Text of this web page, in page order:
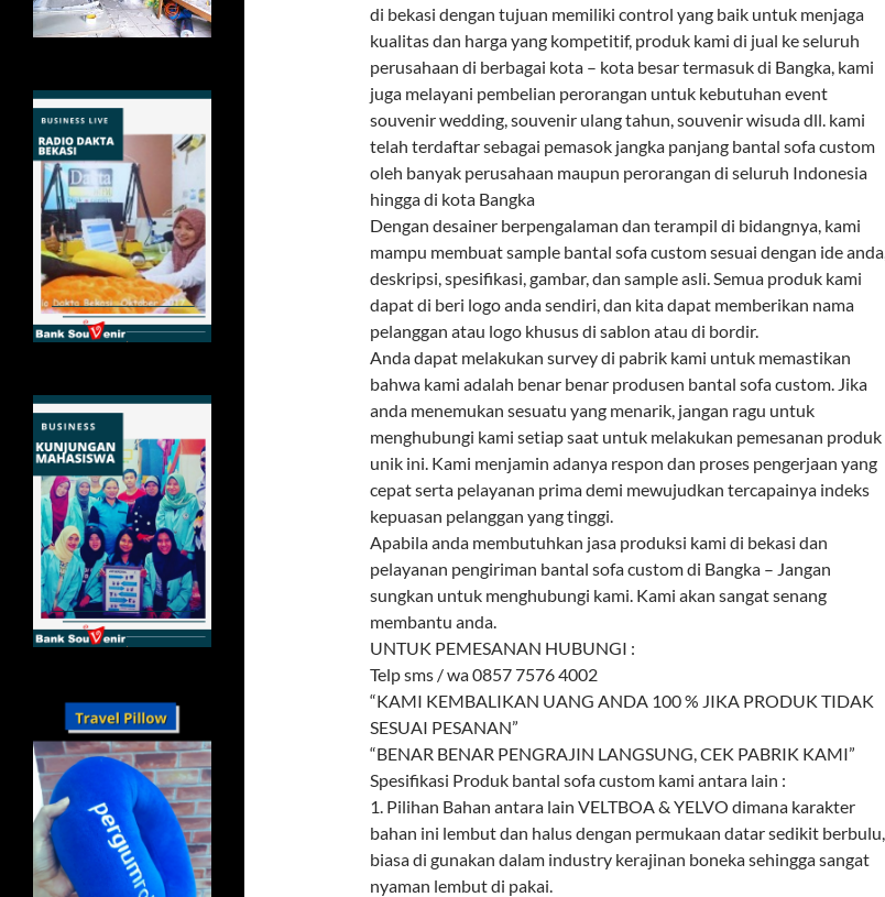
di bekasi dengan tujuan memiliki control yang baik untuk menjaga
kualitas dan harga yang kompetitif, produk kami di jual ke seluruh
perusahaan di berbagai kota – kota besar termasuk di Bangka, kami
juga melayani pembelian perorangan untuk kebutuhan event
souvenir wedding, souvenir ulang tahun, souvenir wisuda dll. kami
telah terdaftar sebagai pemasok jangka panjang bantal sofa custom
oleh banyak perusahaan maupun perorangan di seluruh Indonesia
hingga di kota Bangka
Dengan desainer berpengalaman dan terampil di bidangnya, kami
mampu membuat sample bantal sofa custom sesuai dengan ide anda,
deskripsi, spesifikasi, gambar, dan sample asli. Semua produk kami
dapat di beri logo anda sendiri, dan kita dapat memberikan nama
pelanggan atau logo khusus di sablon atau di bordir.
Anda dapat melakukan survey di pabrik kami untuk memastikan
bahwa kami adalah benar benar produsen bantal sofa custom. Jika
anda menemukan sesuatu yang menarik, jangan ragu untuk
menghubungi kami setiap saat untuk melakukan pemesanan produk
unik ini. Kami menjamin adanya respon dan proses pengerjaan yang
cepat serta pelayanan prima demi mewujudkan tercapainya indeks
kepuasan pelanggan yang tinggi.
Apabila anda membutuhkan jasa produksi kami di bekasi dan
pelayanan pengiriman bantal sofa custom di Bangka – Jangan
sungkan untuk menghubungi kami. Kami akan sangat senang
membantu anda.
UNTUK PEMESANAN HUBUNGI :
Telp sms / wa 0857 7576 4002
“KAMI KEMBALIKAN UANG ANDA 100 % JIKA PRODUK TIDAK
SESUAI PESANAN”
“BENAR BENAR PENGRAJIN LANGSUNG, CEK PABRIK KAMI”
Spesifikasi Produk bantal sofa custom kami antara lain :
1. Pilihan Bahan antara lain VELTBOA & YELVO dimana karakter
bahan ini lembut dan halus dengan permukaan datar sedikit berbulu,
biasa di gunakan dalam industry kerajinan boneka sehingga sangat
nyaman lembut di pakai.